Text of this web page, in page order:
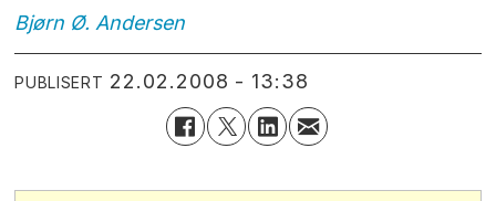
Bjørn Ø. Andersen
PUBLISERT 22.02.2008 - 13:38